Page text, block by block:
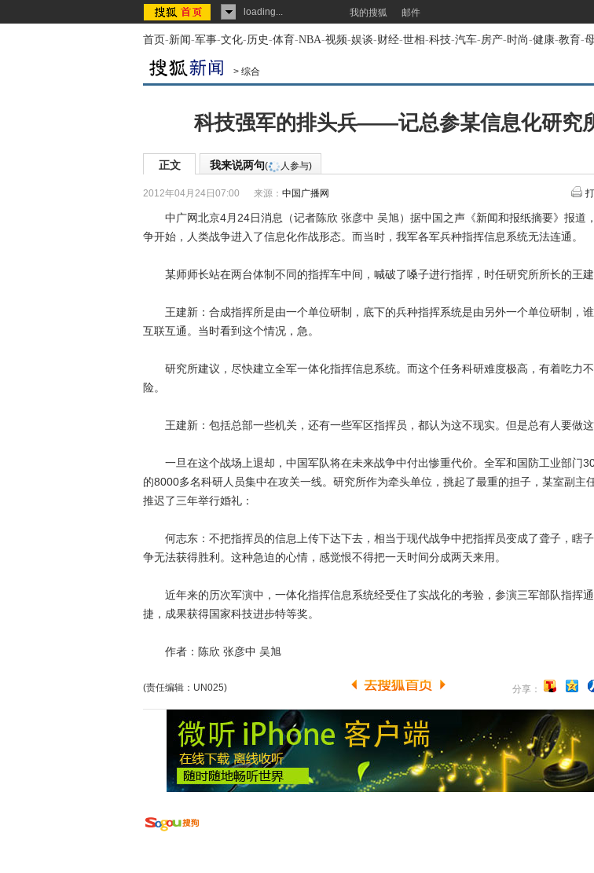
loading... 我的搜狐 邮件
首页-新闻-军事-文化-历史-体育-NBA-视频-娱谈-财经-世相-科技-汽车-房产-时尚-健康-教育-
> 综合
科技强军的排头兵——记总参某信息化研究
正文 我来说两句( 人参与)
2012年04月24日07:00 来源： 中国广播网
中广网北京4月24日消息（记者陈欣 张彦中 吴旭）据中国之声《新闻和报纸摘要》报道
争开始，人类战争进入了信息化作战形态。而当时，我军各军兵种指挥信息系统无法连通。
某师师长站在两台体制不同的指挥车中间，喊破了嗓子进行指挥，时任研究所所长的王建
王建新：合成指挥所是由一个单位研制，底下的兵种指挥系统是由另外一个单位研制，
互联互通。当时看到这个情况，急。
研究所建议，尽快建立全军一体化指挥信息系统。而这个任务科研难度极高，有着吃力
险。
王建新：包括总部一些机关，还有一些军区指挥员，都认为这不现实。但是总有人要做这
一旦在这个战场上退却，中国军队将在未来战争中付出惨重代价。全军和国防工业部门
的8000多名科研人员集中在攻关一线。研究所作为牵头单位，挑起了最重的担子，某室副主
推迟了三年举行婚礼：
何志东：不把指挥员的信息上传下达下去，相当于现代战争中把指挥员变成了聋子，瞎
争无法获得胜利。这种急迫的心情，感觉恨不得把一天时间分成两天来用。
近年来的历次军演中，一体化指挥信息系统经受住了实战化的考验，参演三军部队指挥
捷，成果获得国家科技进步特等奖。
作者：陈欣 张彦中 吴旭
(责任编辑：UN025) 分享：